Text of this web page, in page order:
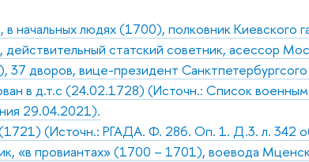
начальных людях (1700), полковник Киевского
статский советник, асессор
дворов, вице-президент
в д.т.с (24.02.1728) (Источн.: Список
29.04.2021).
(Источн.: РГАДА. Ф. 286. Оп. 1. Д.3. л. 342
«в провиантах» (1700 – 1701), воевода